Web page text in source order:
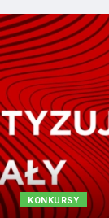
KONKURSY